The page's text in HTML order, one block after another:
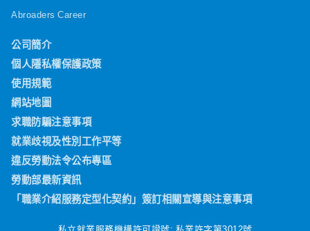
Abroaders Career
公司簡介
個人隱私權保護政策
使用規範
網站地圖
求職防騙注意事項
就業歧視及性別工作平等
違反勞動法令公布專區
勞動部最新資訊
「職業介紹服務定型化契約」簽訂相關宣導與注意事項